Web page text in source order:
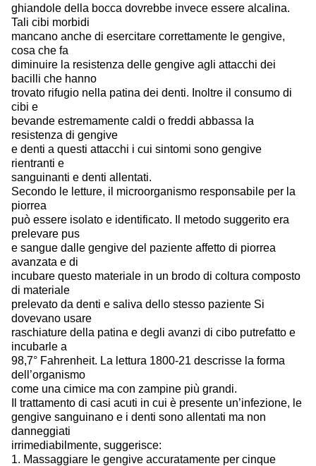
ghiandole della bocca dovrebbe invece essere alcalina.
Tali cibi morbidi
mancano anche di esercitare correttamente le gengive,
cosa che fa
diminuire la resistenza delle gengive agli attacchi dei
bacilli che hanno
trovato rifugio nella patina dei denti. Inoltre il consumo di
cibi e
bevande estremamente caldi o freddi abbassa la
resistenza di gengive
e denti a questi attacchi i cui sintomi sono gengive
rientranti e
sanguinanti e denti allentati.
Secondo le letture, il microorganismo responsabile per la
piorrea
può essere isolato e identificato. Il metodo suggerito era
prelevare pus
e sangue dalle gengive del paziente affetto di piorrea
avanzata e di
incubare questo materiale in un brodo di coltura composto
di materiale
prelevato da denti e saliva dello stesso paziente Si
dovevano usare
raschiature della patina e degli avanzi di cibo putrefatto e
incubarle a
98,7° Fahrenheit. La lettura 1800-21 descrisse la forma
dell’organismo
come una cimice ma con zampine più grandi.
Il trattamento di casi acuti in cui è presente un’infezione, le
gengive sanguinano e i denti sono allentati ma non
danneggiati
irrimediabilmente, suggerisce:
1. Massaggiare le gengive accuratamente per cinque